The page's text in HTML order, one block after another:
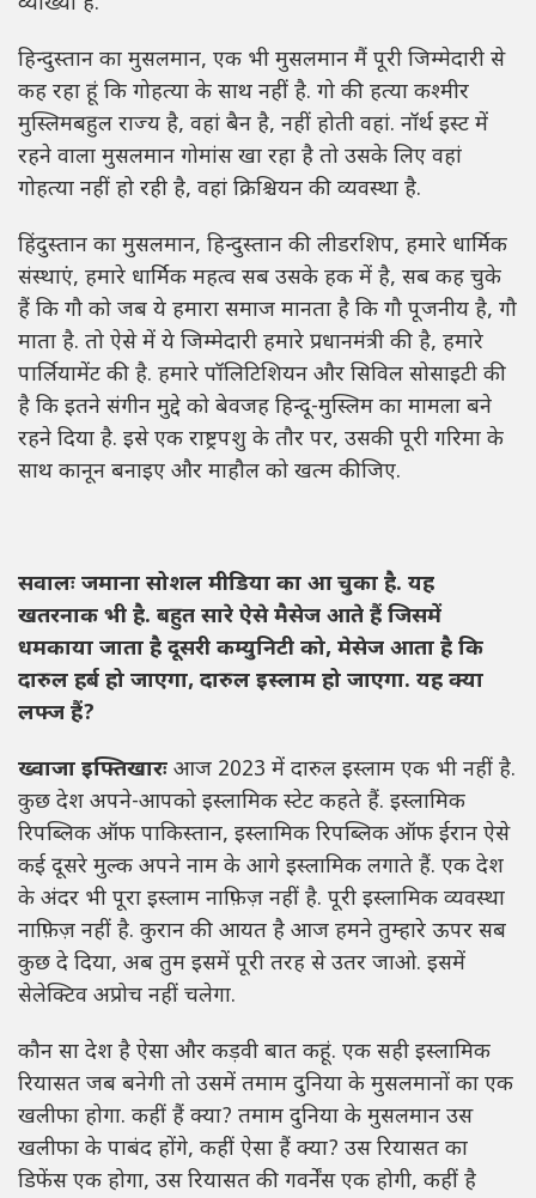
हिन्दुस्तान का मुसलमान, एक भी मुसलमान मैं पूरी जिम्मेदारी से
कह रहा हूं कि गोहत्या के साथ नहीं है. गो की हत्या कश्मीर
मुस्लिमबहुल राज्य है, वहां बैन है, नहीं होती वहां. नॉर्थ इस्ट में
रहने वाला मुसलमान गोमांस खा रहा है तो उसके लिए वहां
गोहत्या नहीं हो रही है, वहां क्रिश्चियन की व्यवस्था है.
हिंदुस्तान का मुसलमान, हिन्दुस्तान की लीडरशिप, हमारे धार्मिक
संस्थाएं, हमारे धार्मिक महत्व सब उसके हक में है, सब कह चुके
हैं कि गौ को जब ये हमारा समाज मानता है कि गौ पूजनीय है, गौ
माता है. तो ऐसे में ये जिम्मेदारी हमारे प्रधानमंत्री की है, हमारे
पार्लियामेंट की है. हमारे पॉलिटिशियन और सिविल सोसाइटी की
है कि इतने संगीन मुद्दे को बेवजह हिन्दू-मुस्लिम का मामला बने
रहने दिया है. इसे एक राष्ट्रपशु के तौर पर, उसकी पूरी गरिमा के
साथ कानून बनाइए और माहौल को खत्म कीजिए.
सवालः जमाना सोशल मीडिया का आ चुका है. यह
खतरनाक भी है. बहुत सारे ऐसे मैसेज आते हैं जिसमें
धमकाया जाता है दूसरी कम्युनिटी को, मेसेज आता है कि
दारुल हर्ब हो जाएगा, दारुल इस्लाम हो जाएगा. यह क्या
लफ्ज हैं?
ख्वाजा इफ्तिखारः आज 2023 में दारुल इस्लाम एक भी नहीं है.
कुछ देश अपने-आपको इस्लामिक स्टेट कहते हैं. इस्लामिक
रिपब्लिक ऑफ पाकिस्तान, इस्लामिक रिपब्लिक ऑफ ईरान ऐसे
कई दूसरे मुल्क अपने नाम के आगे इस्लामिक लगाते हैं. एक देश
के अंदर भी पूरा इस्लाम नाफ़िज़ नहीं है. पूरी इस्लामिक व्यवस्था
नाफ़िज़ नहीं है. कुरान की आयत है आज हमने तुम्हारे ऊपर सब
कुछ दे दिया, अब तुम इसमें पूरी तरह से उतर जाओ. इसमें
सेलेक्टिव अप्रोच नहीं चलेगा.
कौन सा देश है ऐसा और कड़वी बात कहूं. एक सही इस्लामिक
रियासत जब बनेगी तो उसमें तमाम दुनिया के मुसलमानों का एक
खलीफा होगा. कहीं हैं क्या? तमाम दुनिया के मुसलमान उस
खलीफा के पाबंद होंगे, कहीं ऐसा हैं क्या? उस रियासत का
डिफेंस एक होगा, उस रियासत की गवर्नेंस एक होगी, कहीं है